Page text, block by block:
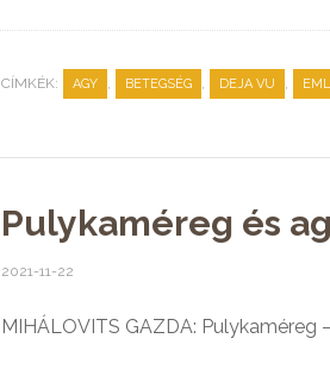
CÍMKÉK: AGY , BETEGSÉG , DEJA VU ,
Pulykaméreg és
2021-11-22
MIHÁLOVITS GAZDA: